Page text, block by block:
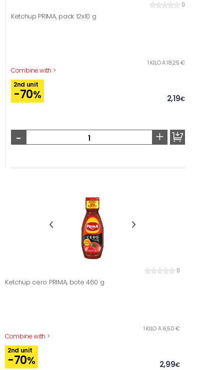
0
Ketchup PRIMA, pack 12x10 g
Combine with >
1 KILO A 18,25 €
2nd unit
-70% 2,19€
- +
0
Ketchup cero PRIMA, bote 460 g
Combine with >
1 KILO A 6,50 €
2nd unit
-70% 2,99€